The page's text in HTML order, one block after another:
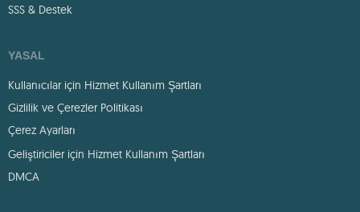
SSS & Destek
YASAL
Kullanıcılar için Hizmet Kullanım Şartları
Gizlilik ve Çerezler Politikası
Çerez Ayarları
Geliştiriciler için Hizmet Kullanım Şartları
DMCA